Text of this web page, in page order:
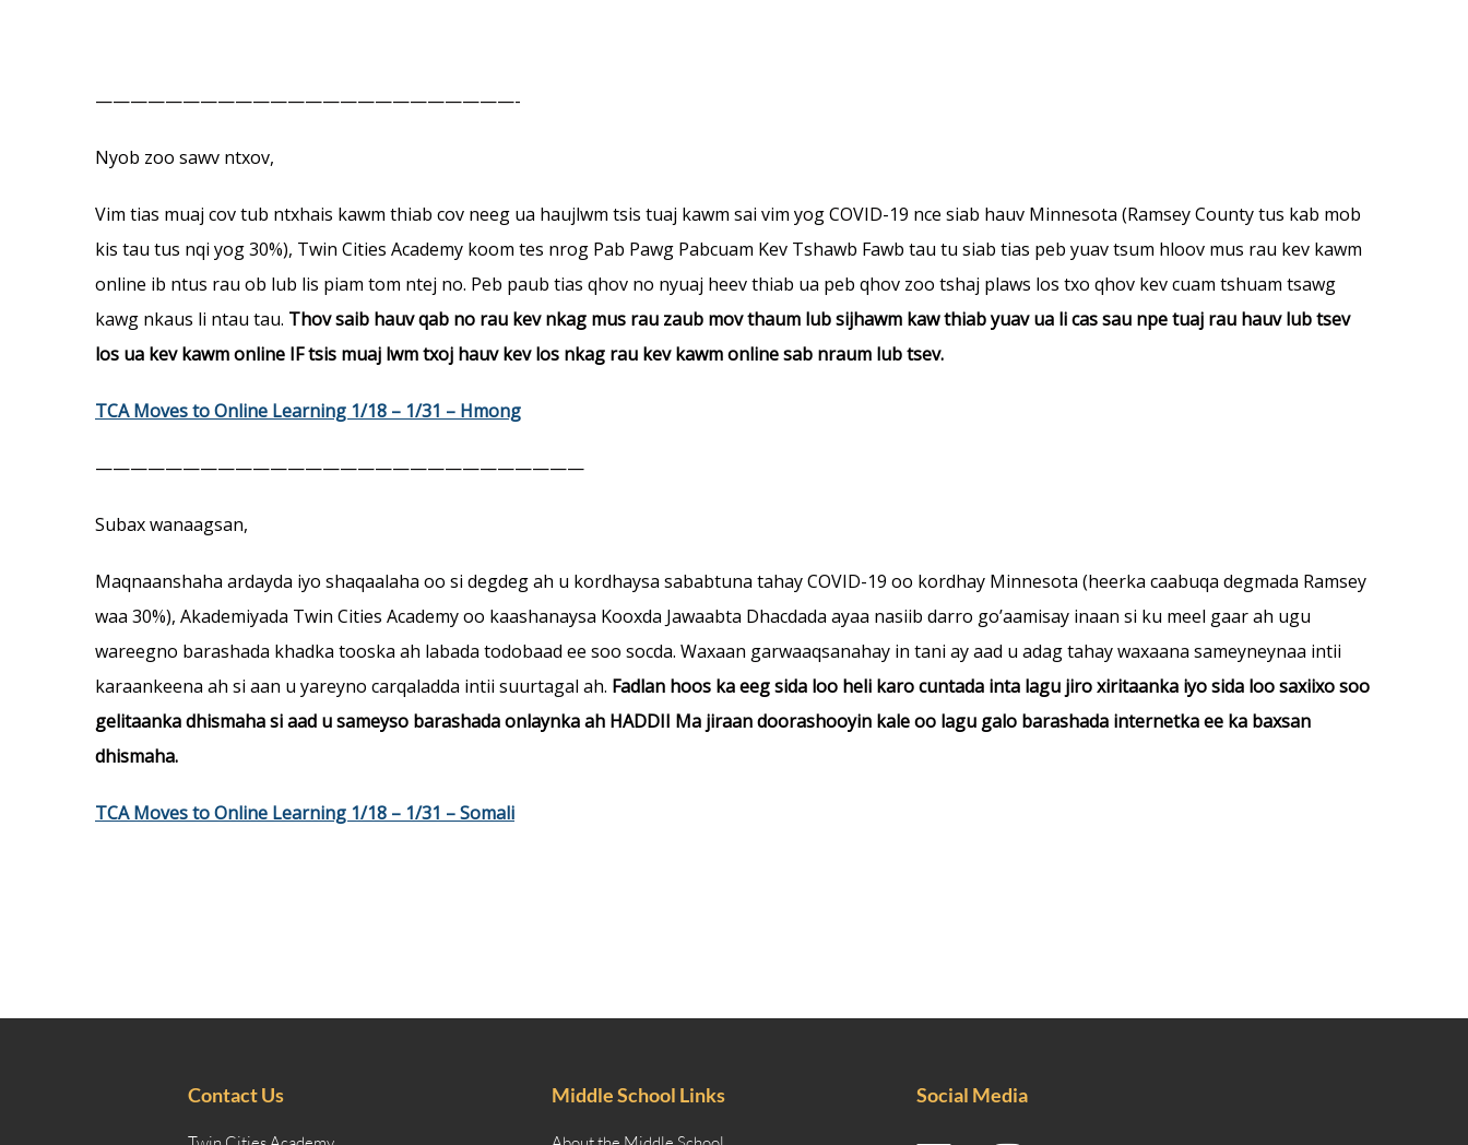
————————————————————————-
Nyob zoo sawv ntxov,
Vim tias muaj cov tub ntxhais kawm thiab cov neeg ua haujlwm tsis tuaj kawm sai vim yog COVID-19 nce siab hauv Minnesota (Ramsey County tus kab mob
kis tau tus nqi yog 30%), Twin Cities Academy koom tes nrog Pab Pawg Pabcuam Kev Tshawb Fawb tau tu siab tias peb yuav tsum hloov mus rau kev kawm
online ib ntus rau ob lub lis piam tom ntej no. Peb paub tias qhov no nyuaj heev thiab ua peb qhov zoo tshaj plaws los txo qhov kev cuam tshuam tsawg
kawg nkaus li ntau tau. Thov saib hauv qab no rau kev nkag mus rau zaub mov thaum lub sijhawm kaw thiab yuav ua li cas sau npe tuaj rau hauv lub tsev
los ua kev kawm online IFtsis muaj lwm txoj hauv kev los nkag rau kev kawm online sab nraum lub tsev.
TCA Moves to Online Learning 1/18 – 1/31 – Hmong
————————————————————————————
Subax wanaagsan,
Maqnaanshaha ardayda iyo shaqaalaha oo si degdeg ah u kordhaysa sababtuna tahay COVID-19 oo kordhay Minnesota (heerka caabuqa degmada Ramsey
waa 30%), Akademiyada Twin Cities Academy oo kaashanaysa Kooxda Jawaabta Dhacdada ayaa nasiib darro go’aamisay inaan si ku meel gaar ah ugu
wareegno barashada khadka tooska ah labada todobaad ee soo socda. Waxaan garwaaqsanahay in tani ay aad u adag tahay waxaana sameyneynaa intii
karaankeena ah si aan u yareyno carqaladda intii suurtagal ah. Fadlan hoos ka eeg sida loo heli karo cuntada inta lagu jiro xiritaanka iyo sida loo saxiixo soo
gelitaanka dhismaha si aad u sameyso barashada onlaynka ah HADDII Ma jiraan doorashooyin kale oo lagu galo barashada internetka ee ka baxsan
dhismaha.
TCA Moves to Online Learning 1/18 – 1/31 – Somali
Contact Us Middle School Links Social Media